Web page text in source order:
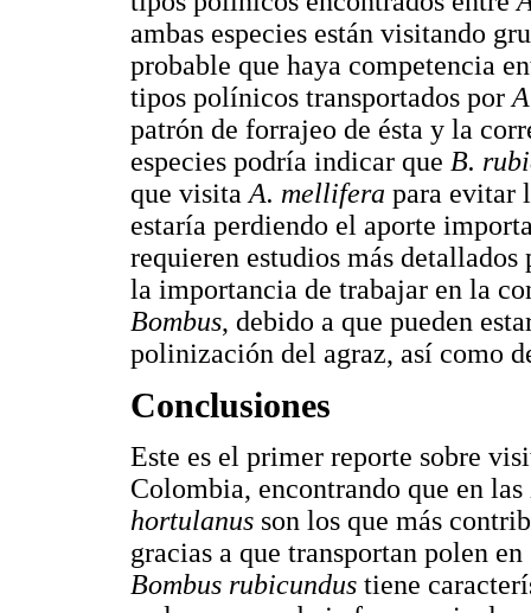
ambas especies están visitando
probable que haya competencia
tipos polínicos transportados por
patrón de forrajeo de ésta y la
especies podría indicar que B.
que visita A. mellifera para evitar
estaría perdiendo el aporte
requieren estudios más
la importancia de trabajar en la
Bombus, debido a que pueden
polinización del agraz, así como
Conclusiones
Este es el primer reporte sobre
Colombia, encontrando que en
hortulanus son los que más
gracias a que transportan polen
Bombus rubicundus tiene